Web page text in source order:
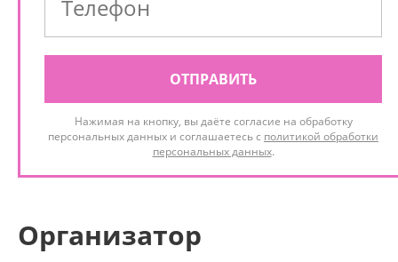
ОТПРАВИТЬ
Нажимая на кнопку, вы даёте согласие на обработку
персональных данных и соглашаетесь с политикой обработки
персональных данных.
Организатор